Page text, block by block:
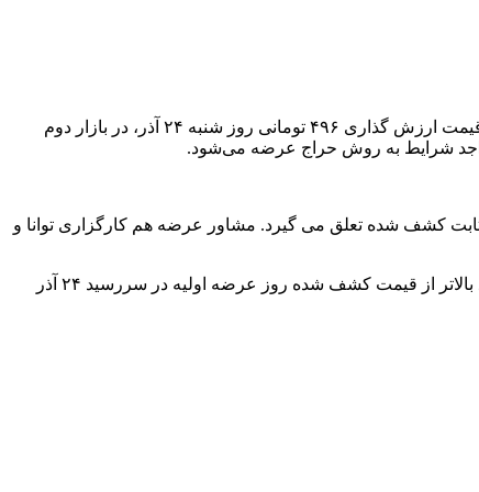
به گزارش همشهری آنلاین به نقل از تسنیم، تعداد ۶۰۰ میلیون سهم شرکت تولیدی برنا باطری معادل ۱۲ درصد سهام “خبرنا” در دو مرحله با قیمت ارزش گذاری ۴۹۶ تومانی روز شنبه ۲۴ آذر، در بازار دوم
سهامداران حقیقی و حقوقی به روش قیمت ثابت کشف شده تعلق می گیرد. مشاور عرضه هم کارگزاری توانا و
ﺧﺮﯾﺪاران ﺳﻬﺎم در ﻣﺮﺣله دوم ﻋﺮﺿﻪ اوﻟﯿﻪ ﺑﻪ ﺗﻌﺪاد ﺗﺨﺼﯿﺺ داده ﺷﺪه در آن روز دارای اﺧﺘﯿﺎر ﻓﺮوش تبعی اﯾﻦ ﺳﻬﺎم با قیمت اعمال ۳۰ درصد بالاتر از قیمت کشف شده روز عرضه اولیه در سررسید ۲۴ آذر